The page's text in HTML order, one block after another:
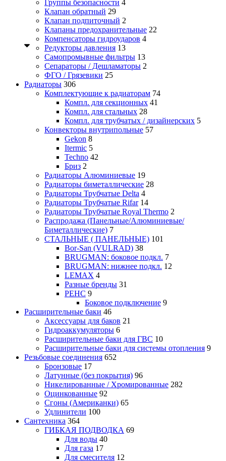
Группы безопасности 4
Клапан обратный 29
Клапан подпиточный 2
Клапаны предохранительные 22
Компенсаторы гидроударов 4
Редукторы давления 13
Самопромывные фильтры 13
Сепараторы / Дешламаторы 2
ФГО / Грязевики 25
Радиаторы 306
Комплектующие к радиаторам 74
Компл. для секционных 41
Компл. для стальных 28
Компл. для трубчатых / дизайнерских 5
Конвекторы внутрипольные 57
Gekon 8
Itermic 5
Techno 42
Бриз 2
Радиаторы Алюминиевые 19
Радиаторы биметаллические 28
Радиаторы Трубчатые Delta 4
Радиаторы Трубчатые Rifar 14
Радиаторы Трубчатые Royal Thermo 2
Распродажа (Панельные/Алюминиевые/
Биметаллические) 7
СТАЛЬНЫЕ ( ПАНЕЛЬНЫЕ) 101
Bor-San (VULRAD) 38
BRUGMAN: боковое подкл. 7
BRUGMAN: нижнее подкл. 12
LEMAX 4
Разные бренды 31
РЕНС 9
Боковое подключение 9
Расширительные баки 46
Аксессуары для баков 21
Гидроаккумуляторы 6
Расширительные баки для ГВС 10
Расширительные баки для системы отопления 9
Резьбовые соединения 652
Бронзовые 17
Латунные (без покрытия) 96
Никелированные / Хромированные 282
Оцинкованные 92
Сгоны (Американки) 65
Удлинители 100
Сантехника 364
ГИБКАЯ ПОДВОДКА 69
Для воды 40
Для газа 17
Для смесителя 12